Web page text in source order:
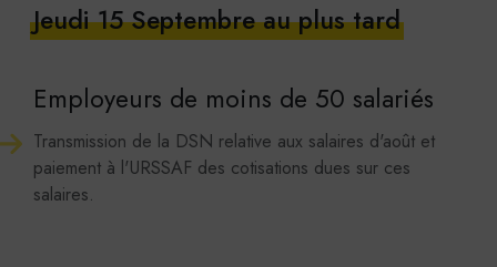
Jeudi 15 Septembre au plus tard
Employeurs de moins de 50 salariés
Transmission de la DSN relative aux salaires d'août et
paiement à l'URSSAF des cotisations dues sur ces
salaires.